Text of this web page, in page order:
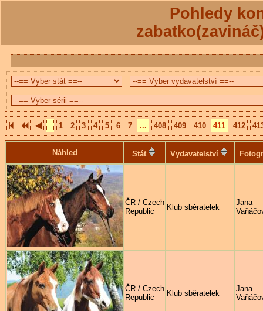
Pohledy
1 2 3 4 5 6 7 ... 408 409 410 411 412
Náhled Stát Vydavatelství
ČR / Czech
Republic
Klub sběratelek
Jana
ČR / Czech
Republic
Klub sběratelek
Jana